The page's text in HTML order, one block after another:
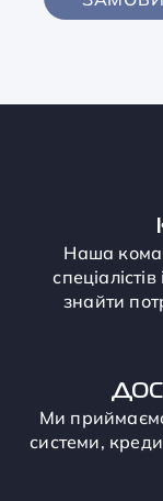
Наша
знайти
Ми
системи,